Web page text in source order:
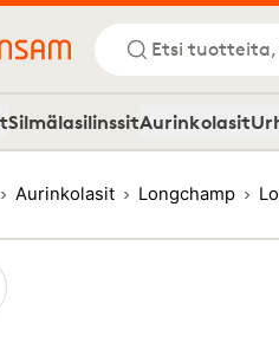
Etsi
SilmälasilinssitAurinkolasit
Aurinkolasit Longchamp